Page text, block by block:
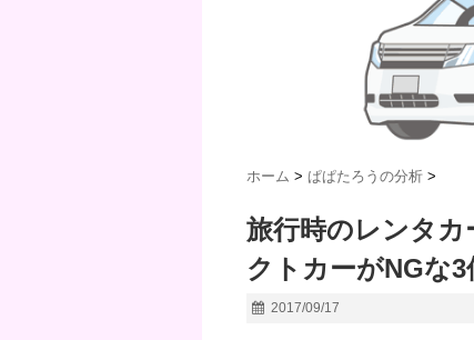
ホーム > ぱぱたろうの分析 >
旅行時のレンタ
クトカーがNGな3
2017/09/17